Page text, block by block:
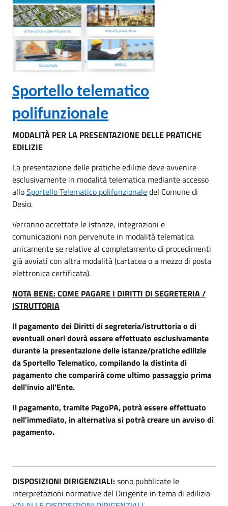
Sportello telematico
polifunzionale
MODALITÀ PER LA PRESENTAZIONE DELLE PRATICHE
EDILIZIE
La presentazione delle pratiche edilizie deve avvenire
esclusivamente in modalità telematica medianteaccesso
alloSportello Telematico polifunzionaledel Comune di
Desio.
Verranno accettate le istanze, integrazioni e
comunicazioni non pervenute in modalità telematica
unicamentese relative al completamento di procedimenti
già avviati con altra modalità (cartacea o a mezzo di posta
elettronica certificata).
NOTA BENE: COME PAGARE I DIRITTI DI SEGRETERIA /
ISTRUTTORIA
Il pagamento dei Diritti di segreteria/istruttoria o di
eventuali oneri dovrà essere effettuato esclusivamente
durante la presentazione delle istanze/pratiche edilizie
da Sportello Telematico, compilando la distinta di
pagamento che comparirà come ultimo passaggio prima
dell'invio all'Ente.
Il pagamento, tramite PagoPA, potrà essere effettuato
nell'immediato, in alternativa si potrà creare un avviso di
pagamento.
DISPOSIZIONI DIRIGENZIALI:sono pubblicate le
interpretazioni normative del Dirigente in tema di edilizia